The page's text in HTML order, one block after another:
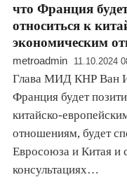
что Франция
относиться к
экономическим
metroadmin 11.10.2024
Глава МИД КНР Ван И
Франция будет
китайско-
отношениям, будет
Евросоюза и Китая и
консультациях…